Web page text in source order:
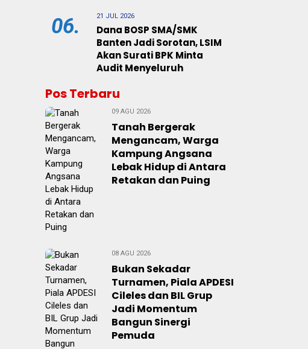
06. 21 JUL 2026
Dana BOSP SMA/SMK
Banten Jadi Sorotan, LSIM
Akan Surati BPK Minta
Audit Menyeluruh
Pos Terbaru
09 AGU 2026
Tanah Bergerak
Mengancam, Warga
Kampung Angsana
Lebak Hidup di Antara
Retakan dan Puing
08 AGU 2026
Bukan Sekadar
Turnamen, Piala APDESI
Cileles dan BIL Grup
Jadi Momentum
Bangun Sinergi
Pemuda